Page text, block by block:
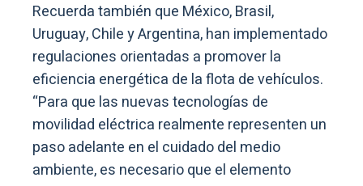
Recuerda también que México, Brasil,
Uruguay, Chile y Argentina, han implementado
regulaciones orientadas a promover la
eficiencia energética de la flota de vehículos.
“Para que las nuevas tecnologías de
movilidad eléctrica realmente representen un
paso adelante en el cuidado del medio
ambiente, es necesario que el elemento